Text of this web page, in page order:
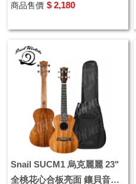
商品售價 $ 2,180
Snail SUCM1 烏克麗麗 23"
全桃花心合板亮面 鑲貝音孔